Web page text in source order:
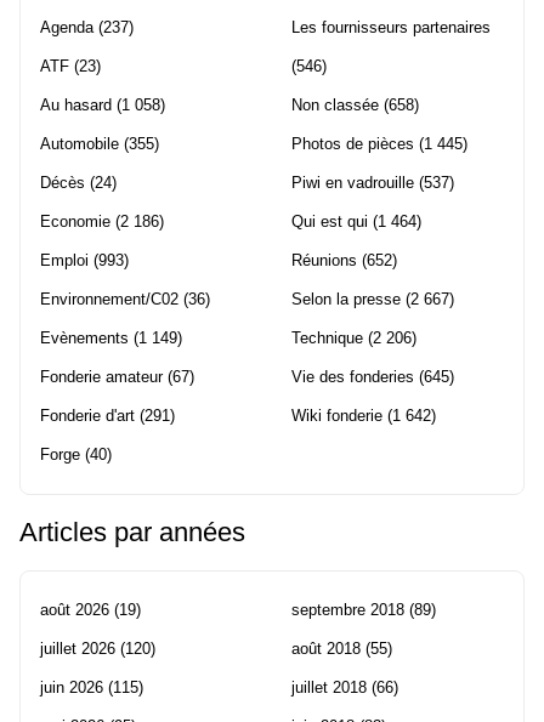
Agenda(237)
ATF (23)
Au hasard (1 058)
Automobile (355)
Décès (24)
Economie (2 186)
Emploi (993)
Environnement/C02 (36)
Evènements (1 149)
Fonderie amateur(67)
Fonderie d'art (291)
Forge (40)
Les fournisseurs partenaires
(546)
Non classée (658)
Photos de pièces (1 445)
Piwi en vadrouille (537)
Qui est qui (1 464)
Réunions (652)
Selon la presse (2 667)
Technique (2 206)
Vie des fonderies (645)
Wiki fonderie (1 642)
Articles par années
août 2026 (19)
juillet 2026 (120)
juin 2026 (115)
septembre 2018 (89)
août 2018 (55)
juillet 2018 (66)